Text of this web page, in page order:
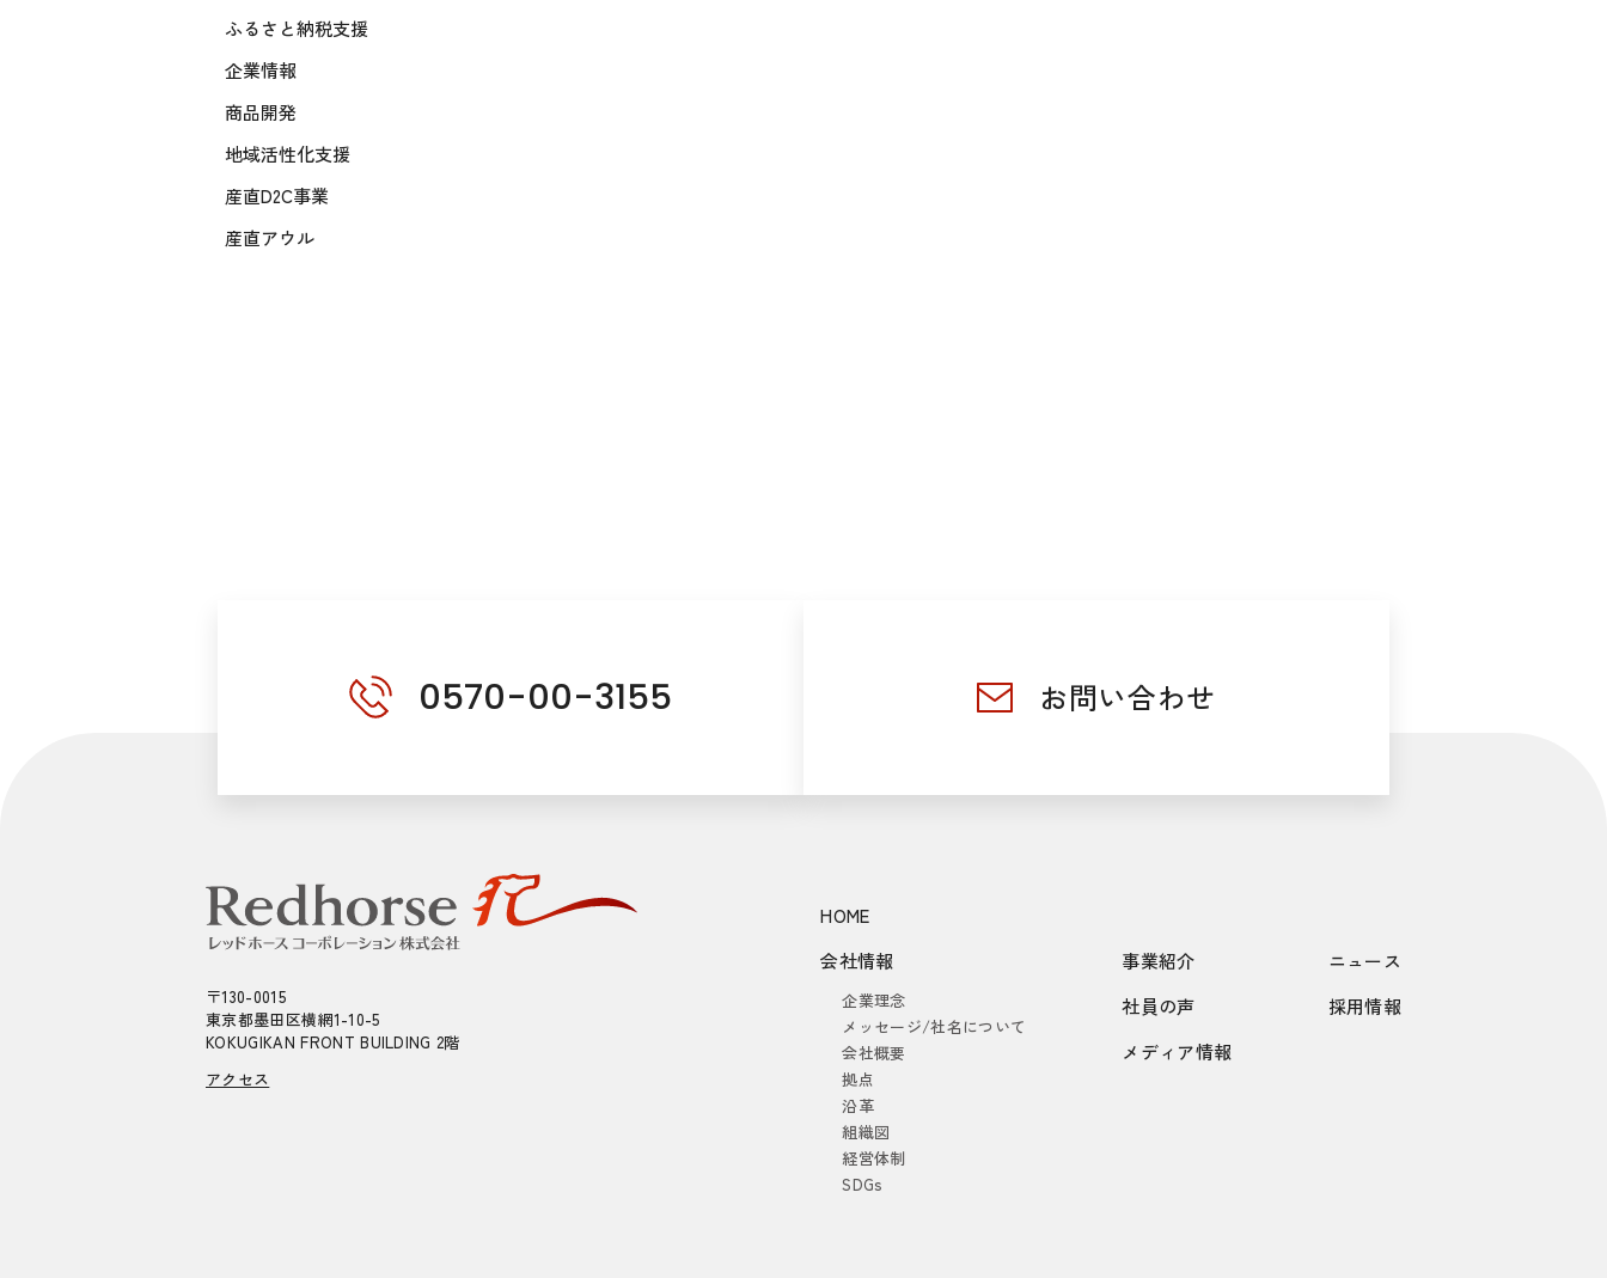
ふるさと納税支援
企業情報
商品開発
地域活性化支援
産直D2C事業
産直アウル
0570-00-3155 お問い合わせ
〒130-0015
東京都墨田区横網1-10-5
KOKUGIKAN FRONT BUILDING 2階
アクセス
HOME
会社情報
企業理念
メッセージ/社名について
会社概要
拠点
沿革
組織図
経営体制
SDGs
事業紹介
社員の声
メディア情報
ニュース
採用情報